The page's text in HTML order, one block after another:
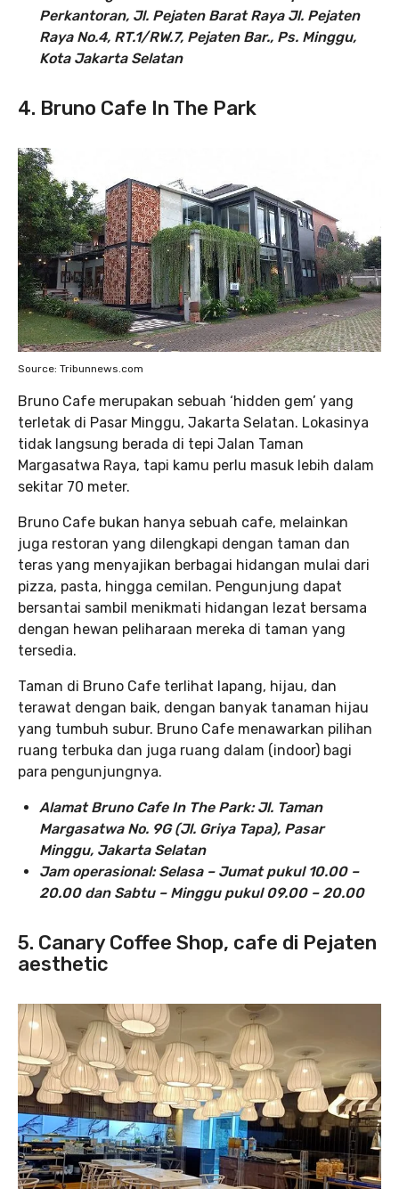
Perkantoran, Jl. Pejaten Barat Raya Jl. Pejaten
Raya No.4, RT.1/RW.7, Pejaten Bar., Ps. Minggu,
Kota Jakarta Selatan
4. Bruno Cafe In The Park
Source: Tribunnews.com
Bruno Cafe merupakan sebuah ‘hidden gem’ yang
terletak di Pasar Minggu, Jakarta Selatan. Lokasinya
tidak langsung berada di tepi Jalan Taman
Margasatwa Raya, tapi kamu perlu masuk lebih dalam
sekitar 70 meter.
Bruno Cafe bukan hanya sebuah cafe, melainkan
juga restoran yang dilengkapi dengan taman dan
teras yang menyajikan berbagai hidangan mulai dari
pizza, pasta, hingga cemilan. Pengunjung dapat
bersantai sambil menikmati hidangan lezat bersama
dengan hewan peliharaan mereka di taman yang
tersedia.
Taman di Bruno Cafe terlihat lapang, hijau, dan
terawat dengan baik, dengan banyak tanaman hijau
yang tumbuh subur. Bruno Cafe menawarkan pilihan
ruang terbuka dan juga ruang dalam (indoor) bagi
para pengunjungnya.
Alamat Bruno Cafe In The Park: Jl. Taman
Margasatwa No. 9G (Jl. Griya Tapa), Pasar
Minggu, Jakarta Selatan
Jam operasional: Selasa – Jumat pukul 10.00 –
20.00 dan Sabtu – Minggu pukul 09.00 – 20.00
5. Canary Coffee Shop, cafe di Pejaten
aesthetic